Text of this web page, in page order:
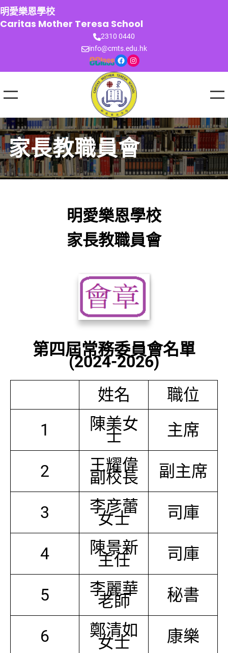
跳
至
主
明愛樂恩學校
Caritas Mother Teresa School
2310 0440
info@cmts.edu.hk
Facebook Instagram
家長教職員會
明愛樂恩學校
家長教職員會
第四屆常務委員會名單
(2024-2026)
姓名
職位
1
陳美女
士 主席
2 王耀偉
副校長 副主席
3 李彦蕾
女士 司庫
4 陳景新
主任 司庫
5 李麗華
老師 秘書
6 鄭清如
女士 康樂